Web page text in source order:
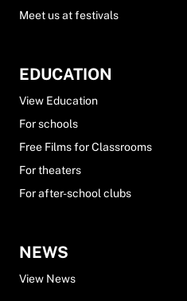
Meet us at festivals
EDUCATION
View Education
For schools
Free Films for Classrooms
For theaters
For after-school clubs
NEWS
View News